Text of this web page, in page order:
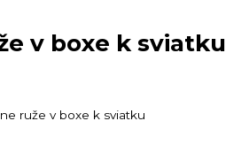
v boxe k sviatku